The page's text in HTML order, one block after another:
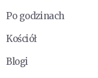
Po godzinach
Kościół
Blogi